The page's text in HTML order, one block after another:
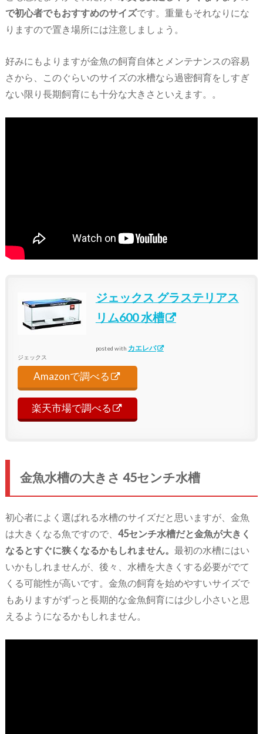
で初心者でもおすすめのサイズです。重量もそれなりにな
りますので置き場所には注意しましょう。
好みにもよりますが金魚の飼育自体とメンテナンスの容易
さから、このぐらいのサイズの水槽なら過密飼育をしすぎ
ない限り長期飼育にも十分な大きさといえます。。
ジェックス グラステリアス
リム600 水槽
posted with カエレバ
ジェックス
Amazonで調べる
楽天市場で調べる
金魚水槽の大きさ 45センチ水槽
初心者によく選ばれる水槽のサイズだと思いますが、金魚
は大きくなる魚ですので、 45センチ水槽だと金魚が大きく
なるとすぐに狭くなるかもしれません。 最初の水槽にはい
いかもしれませんが、後々、水槽を大きくする必要がでて
くる可能性が高いです。金魚の飼育を始めやすいサイズで
もありますがずっと長期的な金魚飼育には少し小さいと思
えるようになるかもしれません。